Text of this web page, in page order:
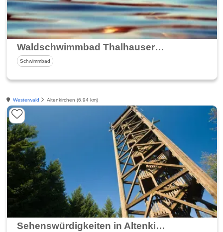
Waldschwimmbad Thalhausermühle
Schwimmbad
Westerwald Altenkirchen (6.94 km)
Sehenswürdigkeiten in Altenkirchen und Umgebung